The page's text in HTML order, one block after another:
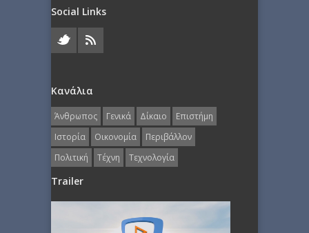
Social Links
Κανάλια
Άνθρωπος Γενικά Δίκαιο
Επιστήμη
Ιστορία
Οικονομία
Περιβάλλον
Πολιτική
Τέχνη Τεχνολογία
Trailer